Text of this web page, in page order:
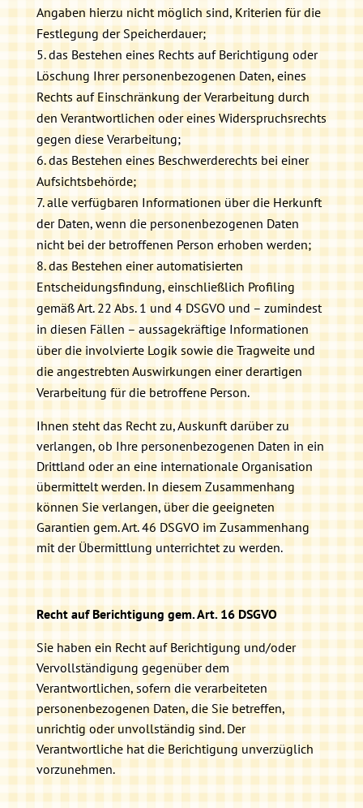
Angaben hierzu nicht möglich sind, Kriterien für die
Festlegung der Speicherdauer;
das Bestehen eines Rechts auf Berichtigung oder
Löschung Ihrer personenbezogenen Daten, eines
Rechts auf Einschränkung der Verarbeitung durch
den Verantwortlichen oder eines Widerspruchsrechts
gegen diese Verarbeitung;
das Bestehen eines Beschwerderechts bei einer
Aufsichtsbehörde;
alle verfügbaren Informationen über die Herkunft
der Daten, wenn die personenbezogenen Daten
nicht bei der betroffenen Person erhoben werden;
das Bestehen einer automatisierten
Entscheidungsfindung, einschließlich Profiling
gemäß Art. 22 Abs. 1 und 4 DSGVO und – zumindest
in diesen Fällen – aussagekräftige Informationen
über die involvierte Logik sowie die Tragweite und
die angestrebten Auswirkungen einer derartigen
Verarbeitung für die betroffene Person.
Ihnen steht das Recht zu, Auskunft darüber zu
verlangen, ob Ihre personenbezogenen Daten in ein
Drittland oder an eine internationale Organisation
übermittelt werden. In diesem Zusammenhang
können Sie verlangen, über die geeigneten
Garantien gem. Art. 46 DSGVO im Zusammenhang
mit der Übermittlung unterrichtet zu werden.
Recht auf Berichtigung gem. Art. 16 DSGVO
Sie haben ein Recht auf Berichtigung und/oder
Vervollständigung gegenüber dem
Verantwortlichen, sofern die verarbeiteten
personenbezogenen Daten, die Sie betreffen,
unrichtig oder unvollständig sind. Der
Verantwortliche hat die Berichtigung unverzüglich
vorzunehmen.